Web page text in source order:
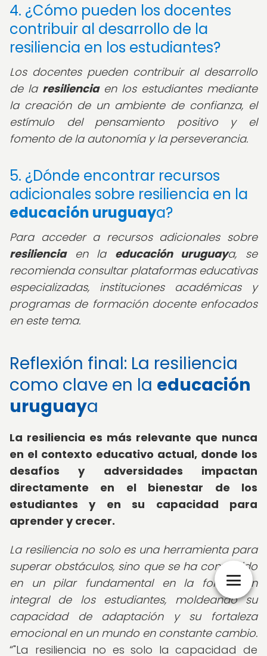
4. ¿Cómo pueden los docentes
contribuir al desarrollo de la
resiliencia en los estudiantes?
Los docentes pueden contribuir al desarrollo
de la resilienciaen los estudiantes mediante
la creación de un ambiente de confianza, el
estímulo del pensamiento positivo y el
fomento de la autonomía y la perseverancia.
5. ¿Dónde encontrar recursos
adicionales sobre resiliencia en la
educación uruguaya?
Para acceder a recursos adicionales sobre
resilienciaen la educación uruguaya, se
recomienda consultar plataformas educativas
especializadas, instituciones académicas y
programas de formación docente enfocados
en este tema.
Reflexión final: La resiliencia
como clave en la educación
uruguaya
La resiliencia es más relevante que nunca
en el contexto educativo actual, donde los
desafíos y adversidades impactan
directamente en el bienestar de los
estudiantes y en su capacidad para
aprender y crecer.
La resiliencia no solo es una herramienta para
superar obstáculos, sino que se ha convertido
en un pilar fundamental en la formación
integral de los estudiantes, moldeando su
capacidad de adaptación y su fortaleza
emocional en un mundo en constante cambio.
"La resiliencia no es solo la capacidad de